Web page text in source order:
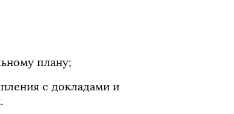
плану;
с докладами и